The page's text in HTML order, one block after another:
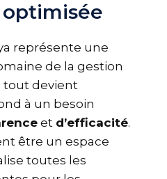
représente une
de la gestion
tout devient
à un besoin
et d’efficacité.
être un espace
toutes les